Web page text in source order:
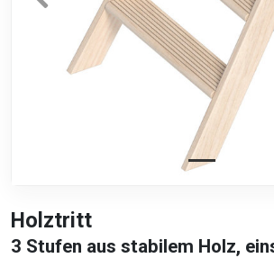
Holztritt
3 Stufen aus stabilem Holz,